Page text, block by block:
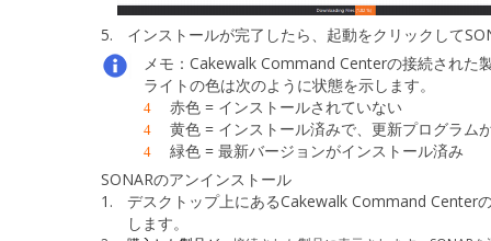
5. インストールが完了したら、 起動をクリックして
メモ：Cakewalk Command Centerの接続された
ライトの色は次のように状態を示します。
4 赤色 = インストールされていない
4 黄色 = インストール済みで、更新プログラム
4
緑色 = 最新バージョンがインストール済み
SONARのアンインストール
1.
デスクトップ上にあるCakewalk Command Center
します。